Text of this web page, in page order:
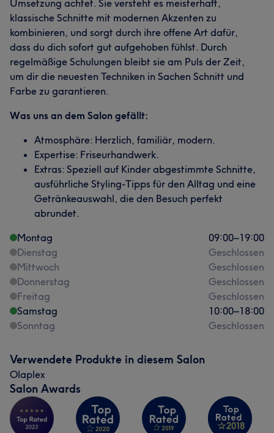
Umsetzung achtet. Sie versteht es meisterhaft,
klassische Schnitte mit modernen Akzenten zu
kombinieren, und sorgt durch ihre offene Art dafür,
dass du dich sofort gut aufgehoben fühlst. Durch
regelmäßige Schulungen bleibt sie am Puls der Zeit,
um dir die neuesten Techniken in Sachen Schnitt und
Farbe zu garantieren.
Was uns an dem Salon gefällt:
Atmosphäre: Herzlich, familiär, modern.
Expertise: Friseurhandwerk.
Extras: Speziell auf Kinder abgestimmte Schnitte,
ausführliche Styling-Tipps für den Alltag und eine
Getränkeauswahl, die den Besuch perfekt
abrundet.
Montag
09:00–19:00
Dienstag
Geschlossen
Mittwoch
Geschlossen
Donnerstag
Geschlossen
Freitag
Geschlossen
Samstag
10:00–18:00
Sonntag
Geschlossen
Verwendete Produkte in diesem Salon
Olaplex
Salon Awards